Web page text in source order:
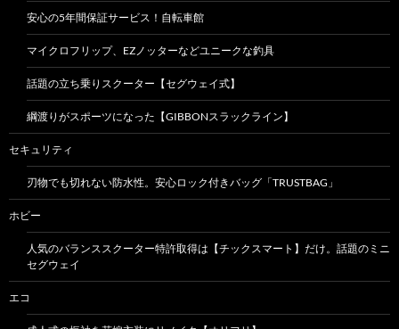
安心の5年間保証サービス！自転車館
マイクロフリップ、EZノッターなどユニークな釣具
話題の立ち乗りスクーター【セグウェイ式】
綱渡りがスポーツになった【GIBBONスラックライン】
セキュリティ
刃物でも切れない防水性。安心ロック付きバッグ「TRUSTBAG」
ホビー
人気のバランススクーター特許取得は【チックスマート】だけ。話題のミニ
セグウェイ
エコ